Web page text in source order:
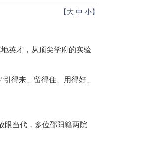
【 大 中 小】
英才，从顶尖学府的实验
得来、留得住、用得好、
当代，多位邵阳籍两院